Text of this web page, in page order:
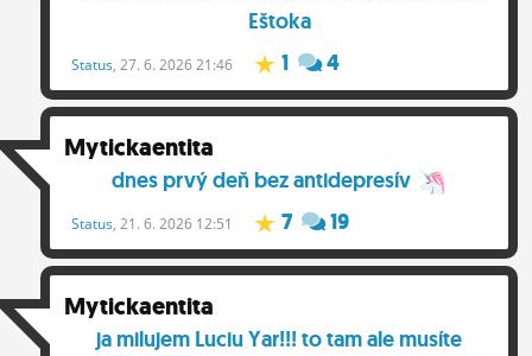
Eštoka
Status, 27. 6. 2026 21:46 1 4
Mytickaentita
dnes prvý deň bez antidepresív
Status, 21. 6. 2026 12:51 7 19
Mytickaentita
ja milujem Luciu Yar!!! to tam ale musíte